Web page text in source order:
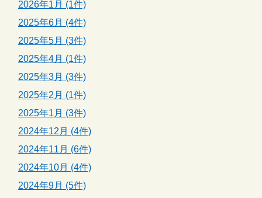
2026年1月 (1件)
2025年6月 (4件)
2025年5月 (3件)
2025年4月 (1件)
2025年3月 (3件)
2025年2月 (1件)
2025年1月 (3件)
2024年12月 (4件)
2024年11月 (6件)
2024年10月 (4件)
2024年9月 (5件)